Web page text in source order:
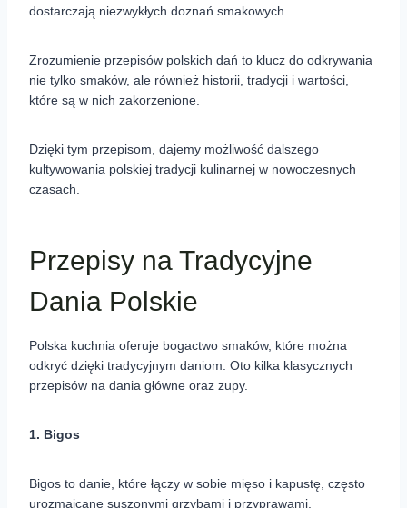
dostarczają niezwykłych doznań smakowych.
Zrozumienie przepisów polskich dań to klucz do odkrywania
nie tylko smaków, ale również historii, tradycji i wartości,
które są w nich zakorzenione.
Dzięki tym przepisom, dajemy możliwość dalszego
kultywowania polskiej tradycji kulinarnej w nowoczesnych
czasach.
Przepisy na Tradycyjne
Dania Polskie
Polska kuchnia oferuje bogactwo smaków, które można
odkryć dzięki tradycyjnym daniom. Oto kilka klasycznych
przepisów na dania główne oraz zupy.
1. Bigos
Bigos to danie, które łączy w sobie mięso i kapustę, często
urozmaicane suszonymi grzybami i przyprawami.